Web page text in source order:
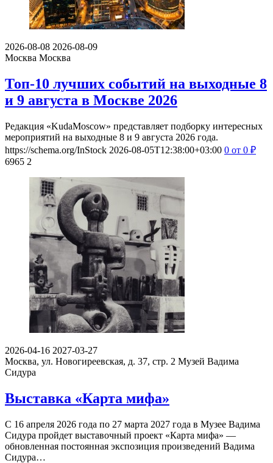
2026-08-08 2026-08-09
Москва Москва
Топ-10 лучших событий на выходные 8
и 9 августа в Москве 2026
Редакция «KudaMoscow» представляет подборку интересных
мероприятий на выходные 8 и 9 августа 2026 года.
https://schema.org/InStock 2026-08-05T12:38:00+03:00 0 от 0 ₽
6965 2
2026-04-16 2027-03-27
Москва, ул. Новогиреевская, д. 37, стр. 2 Музей Вадима
Сидура
Выставка «Карта мифа»
С 16 апреля 2026 года по 27 марта 2027 года в Музее Вадима
Сидура пройдет выставочный проект «Карта мифа» —
обновленная постоянная экспозиция произведений Вадима
Сидура…